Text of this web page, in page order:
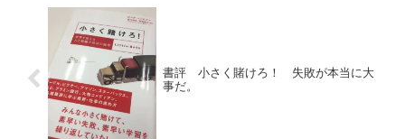
書評 小さく賭けろ！ 失敗が本当に大
事だ。